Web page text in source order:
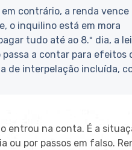
contrário, a renda vence
o inquilino está em mora
tudo até ao 8.º dia, a lei
passa a contar para efeitos
de interpelação incluída,
entrou na conta. É a
ou por passos em falso.